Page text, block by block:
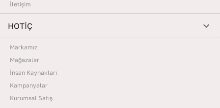
İletişim
HOTİÇ
Markamız
Mağazalar
İnsan Kaynakları
Kampanyalar
Kurumsal Satış